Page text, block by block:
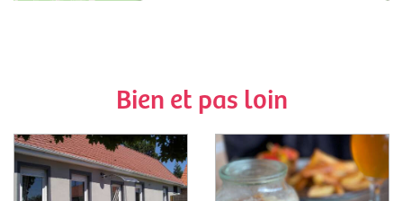
Bien et pas loin